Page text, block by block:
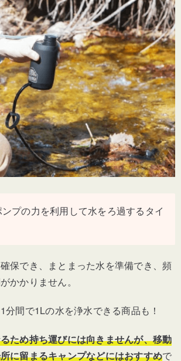
プの力を利用して水をろ過するタイ
保でき、まとまった水を準備でき、頻
かかりません。
分間で1Lの水を浄水できる商品も！
ため持ち運びには向きませんが、移動
に留まるキャンプなどにはおすすめで